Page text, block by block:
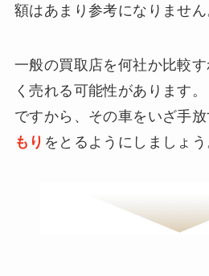
額はあまり参考になりません
一般の買取店を何社か比較
く売れる可能性があります。
ですから、その車をいざ手
もり をとるようにしましょう